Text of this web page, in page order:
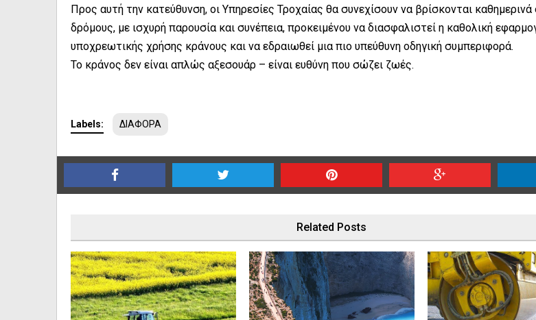
Προς αυτή την κατεύθυνση, οι Υπηρεσίες Τροχαίας θα συνεχίσουν να βρίσκονται καθημερινά
δρόμους, με ισχυρή παρουσία και συνέπεια, προκειμένου να διασφαλιστεί η καθολική
υποχρεωτικής χρήσης κράνους και να εδραιωθεί μια πιο υπεύθυνη οδηγική συμπεριφορά.
Το κράνος δεν είναι απλώς αξεσουάρ – είναι ευθύνη που σώζει ζωές.
Labels: ΔΙΑΦΟΡΑ
Related Posts